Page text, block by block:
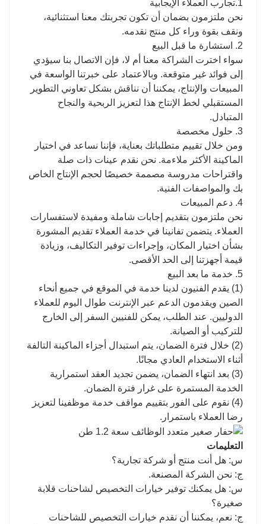
1.تجارب العملاء الإيجابية
نحن ملتزمون بضمان أن تكون تجربتك معنا استثنائية،
ونقف بقوة وراء كل منتج نقدمه.
2. استشارة ما قبل البيع
سواء اخترت الشراكة معنا أم لا، فإن الاتصال بنا سيؤدي
إلى فوائد غير متوقعة. وبالاعتماد على خبرتنا الواسعة في
المبيعات والإنتاج، يمكننا أن نناقش بشكل تعاوني التطوير
المستقبلي لخط الإنتاج هذا لتعزيز الربحية والنجاح
المتبادل.
3. حلول مخصصة
ومن خلال تقييم متطلباتك بعناية، فإننا نساعد في اختيار
الماكينة الأكثر ملاءمة. نحن نقدم عينات ذات صلة
واقتراحات مدروسة مصممة خصيصًا لحجم الإنتاج الخاص
بك والمواصفات الفنية.
4. دعم المبيعات
نحن ملتزمون بتقديم إجابات شاملة ومفيدة لاستفسارات
العملاء. يتضمن تفانينا في خدمة العملاء تقديم المشورة
بشأن اختيار المكان، وإجراءات توفير التكاليف، وزيادة
قيمة أجهزتنا إلى الحد الأقصى.
5. خدمة ما بعد البيع
(1) يقدم الفنيون لدينا خدمة في الموقع في جميع أنحاء
الصين ويقدمون الدعم عبر الإنترنت طوال اليوم للعملاء
الدوليين. عند الطلب، يمكن للفنيين السفر إلى الخارج
للتركيب أو الصيانة.
(2) خلال فترة الضمان، يتم استبدال أجزاء الماكينة التالفة
أثناء الاستخدام العادي مجانًا.
(3) بعد انتهاء الضمان، يضمن تجديد العقد استمرارية
الخدمة المستمرة على غرار فترة الضمان.
(4) نقوم على الفور بتقييم مواقف خدمة موظفينا لتعزيز
رضا العملاء باستمرار.
التعليمات
س: هل أنت منتج أو شركة تجارية؟
ج: نحن الشركة المصنعة.
س: هل يمكنك توفير خيارات التخصيص لشاحنات قلابة
صغيرة؟
ج: نعم، يمكننا أن نقدم خيارات التخصيص للشاحنات